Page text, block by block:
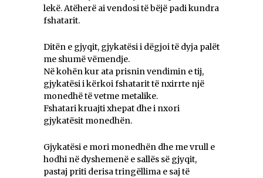
lekë. Atëherë ai vendosi të bëjë padi kundra
fshatarit.
Ditën e gjyqit, gjykatësi i dëgjoi të dyja palët
me shumë vëmendje.
Në kohën kur ata prisnin vendimin e tij,
gjykatësi i kërkoi fshatarit të nxirrte një
monedhë të vetme metalike.
Fshatari kruajti xhepat dhe i nxori
gjykatësit monedhën.
Gjykatësi e mori monedhën dhe me vrull e
hodhi në dyshemenë e sallës së gjyqit,
pastaj priti derisa tringëllima e saj të